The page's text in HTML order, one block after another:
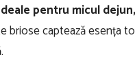
pentru micul
briose captează esența